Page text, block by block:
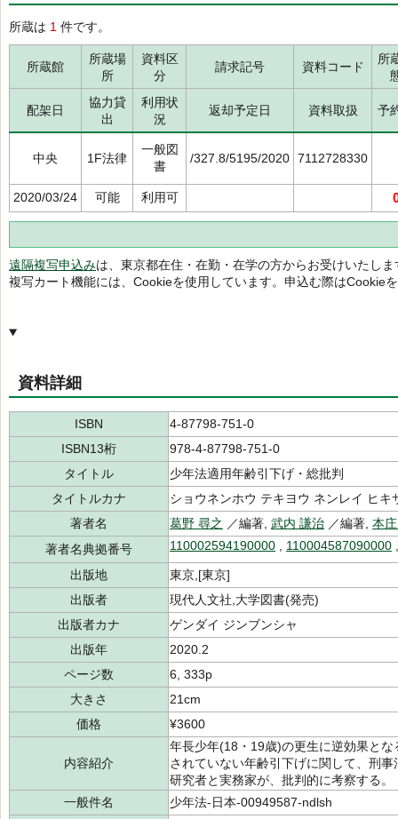
所蔵は 1 件です。
所蔵館
所蔵場
所
資料区
分
請求記号 資料コード
所
配架日
協力貸
出
利用状
況
返却予定日 資料取扱 予
中央 1F法律
一般図
書
/327.8/5195/2020 7112728330
2020/03/24 可能 利用可
遠隔複写申込みは、東京都在住・在勤・在学の方からお受けいたしま
複写カート機能には、Cookieを使用しています。申込む際はCookie
資料詳細
ISBN
4-87798-751-0
ISBN13桁
978-4-87798-751-0
タイトル
少年法適用年齢引下げ・総批判
タイトルカナ
ショウネンホウ テキヨウ ネンレイ ヒキ
著者名
葛野 尋之 ／編著, 武内 謙治 ／編著, 本
著者名典拠番号
110002594190000 110004587090000
出版地
東京,[東京]
出版者
現代人文社,大学図書(発売)
出版者カナ
ゲンダイ ジンブンシャ
出版年
2020.2
ページ数
6, 333p
大きさ
21cm
価格
¥3600
内容紹介
年長少年(18・19歳)の更生に逆効果と
されていない年齢引下げに関して、刑
研究者と実務家が、批判的に考察する。
一般件名
少年法-日本-00949587-ndlsh